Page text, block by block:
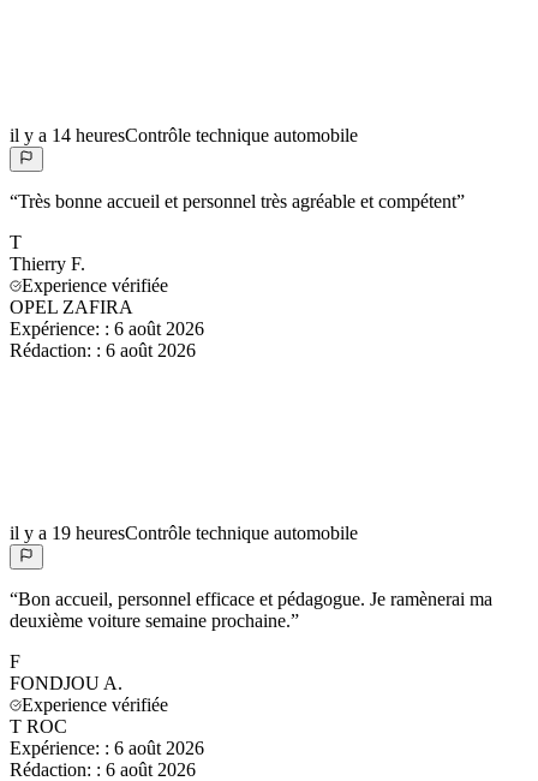
il y a 14 heuresContrôle technique automobile
“Très bonne accueil et personnel très agréable et compétent”
T
Thierry F.
Experience vérifiée
OPEL ZAFIRA
Expérience: : 6 août 2026
Rédaction: : 6 août 2026
il y a 19 heuresContrôle technique automobile
“Bon accueil, personnel efficace et pédagogue. Je ramènerai ma
deuxième voiture semaine prochaine.”
F
FONDJOU A.
Experience vérifiée
T ROC
Expérience: : 6 août 2026
Rédaction: : 6 août 2026